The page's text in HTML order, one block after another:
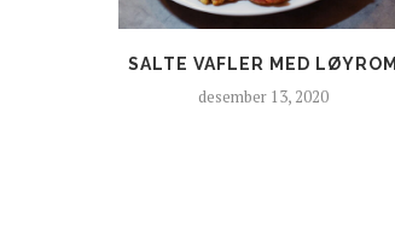
SALTE VAFLER MED LØYROM
desember 13, 2020